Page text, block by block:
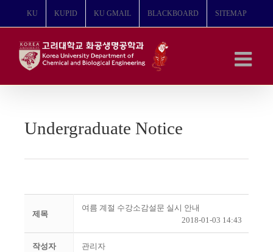
뛰
KU KUPID KU GMAIL BLACKBOARD SITEMAP
Undergraduate Notice
제목
여름 계절 수강소감설문 실시 안내
2018-01-03 14:43
작성자 관리자